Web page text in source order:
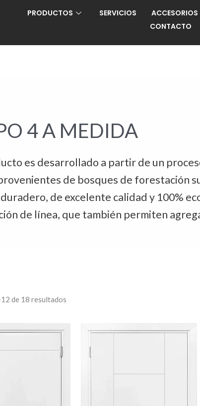
PRODUCTOS SERVICIOS ACCESORIOS
CONTACTO
4 A MEDIDA
es desarrollado a partir de un
de bosques de forestación
de excelente calidad y 100%
de línea, que también permiten
de 18 resultados